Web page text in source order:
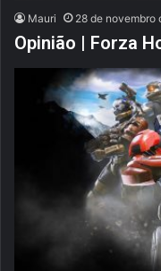
Mauri 28 de novembro
Opinião | Forza